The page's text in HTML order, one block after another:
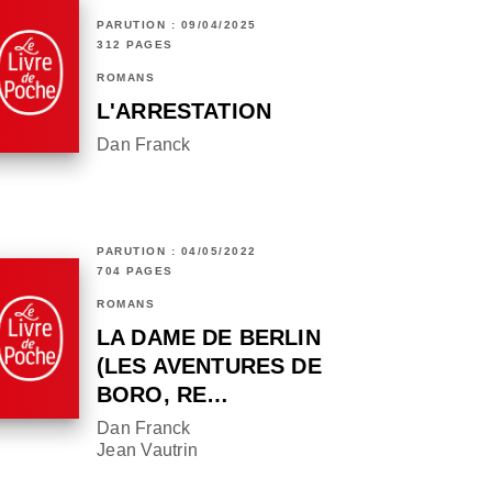
PARUTION : 09/04/2025
312 PAGES
ROMANS
L'ARRESTATION
Dan Franck
PARUTION : 04/05/2022
704 PAGES
ROMANS
LA DAME DE BERLIN
(LES AVENTURES DE
BORO, RE…
Dan Franck
Jean Vautrin